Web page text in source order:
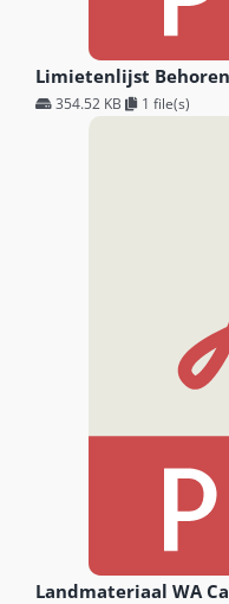
Limietenlijst
354.52 KB 1 file(s)
Landmateriaal WA